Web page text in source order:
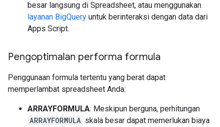
besar langsung di Spreadsheet, atau menggunakan
layanan BigQuery untuk berinteraksi dengan data dari
Apps Script.
Pengoptimalan performa formula
Penggunaan formula tertentu yang berat dapat
memperlambat spreadsheet Anda:
ARRAYFORMULA: Meskipun berguna, perhitungan
ARRAYFORMULA skala besar dapat memerlukan biaya